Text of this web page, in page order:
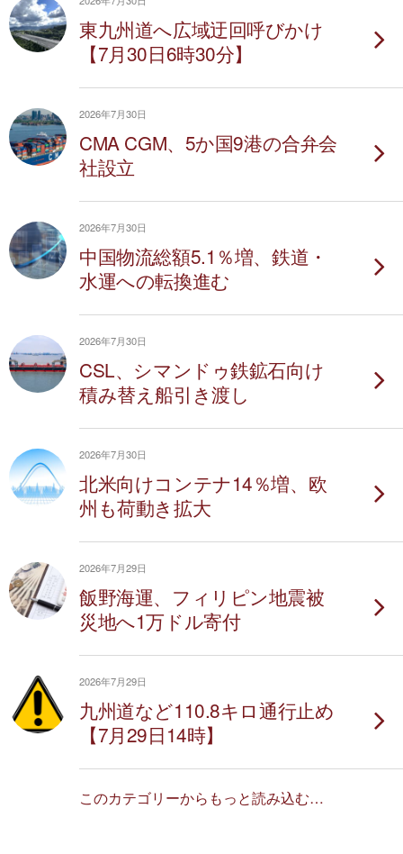
東九州道へ広域迂回呼びかけ
【7月30日6時30分】
2026年7月30日
CMA CGM、5か国9港の合弁会
社設立
2026年7月30日
中国物流総額5.1％増、鉄道・
水運への転換進む
2026年7月30日
CSL、シマンドゥ鉄鉱石向け
積み替え船引き渡し
2026年7月30日
北米向けコンテナ14％増、欧
州も荷動き拡大
2026年7月29日
飯野海運、フィリピン地震被
災地へ1万ドル寄付
2026年7月29日
九州道など110.8キロ通行止め
【7月29日14時】
このカテゴリーからもっと読み込む…